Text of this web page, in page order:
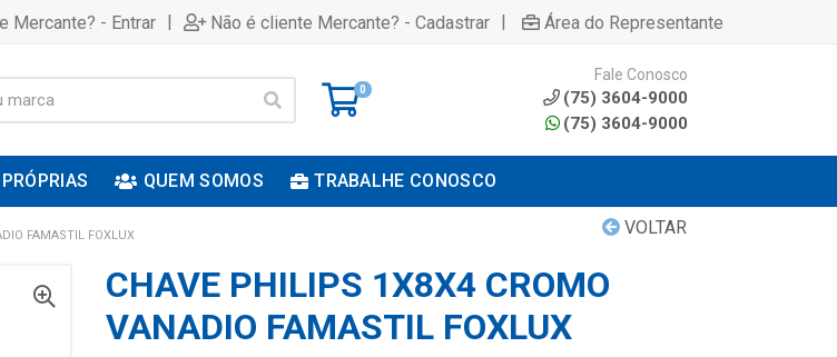
Mercante? - Entrar | Não é cliente Mercante? - Cadastrar | Área do Representante
0
Fale Conosco
(75) 3604-9000
(75) 3604-9000
QUEM SOMOS TRABALHE CONOSCO
VOLTAR
FAMASTIL FOXLUX
CHAVE PHILIPS 1X8X4 CROMO
VANADIO FAMASTIL FOXLUX